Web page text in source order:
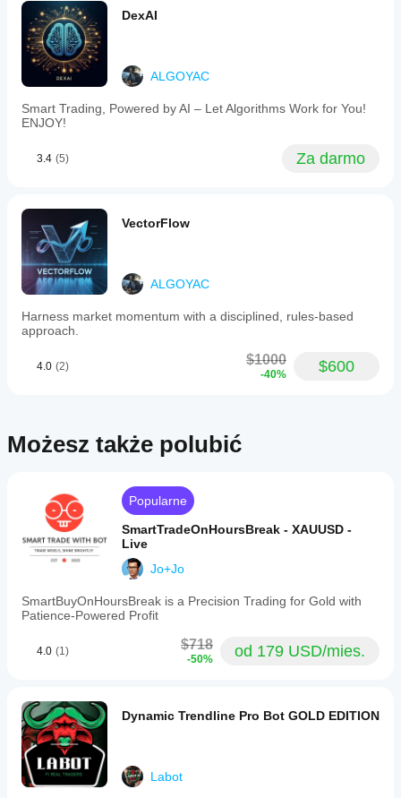
position
sizes
dynamically
to
adapt
to
market
volatility.
The
the
cloud
deployment
and
a
step-
step
installation
Users
should
knowledge
and
Martingale
risk
mode
due
exposure.
DexAI
ALGOYAC
Smart Trading, Powered by AI – Let Algorithms Work for You!
ENJOY!
3.4 (5) Za darmo
VectorFlow
ALGOYAC
Harness market momentum with a disciplined, rules-based
approach.
4.0 (2) $1000
-40% $600
Możesz także polubić
Popularne
SmartTradeOnHoursBreak - XAUUSD -
Live
Jo+Jo
SmartBuyOnHoursBreak is a Precision Trading for Gold with
Patience-Powered Profit
4.0 (1) $718
-50% od 179 USD/mies.
Dynamic Trendline Pro Bot GOLD EDITION
Labot